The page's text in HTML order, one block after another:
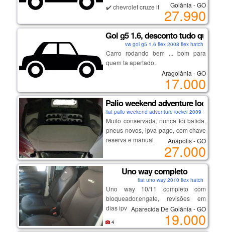
✔️ chevrolet cruze lt
✔ 1.8
✔ flex
✔️ completo
✔ cor: preto
✔️procuração direto com o
✔parcelas em dias
✔ não exijo transferência imediata
💰ágio r$ 27.990,00
👉🏼agende uma vista conosco para
👉plantão de vendas:
📱62992139700
Goiânia - GO
27.990
Gol g5 1.6, desconto tudo que
vw gol g5 1.6 flex 2008 flex hatch
Carro rodando bem ... bom para
quem ta apertado.
Aragoiânia - GO
17.000
Palio weekend adventure locker
fiat palio weekend adventure locker 2009 flex
Muito conservada, nunca foi batida,
pneus novos, ipva pago, com chave
reserva e manual
Anápolis - GO
27.000
Uno way completo
fiat uno way 2010 flex hatch
Uno way 10/11 completo com
bloqueador,engate, revisões em
dias ipva pago carro muito novo.
Aparecida De Goiânia - GO
19.000
4